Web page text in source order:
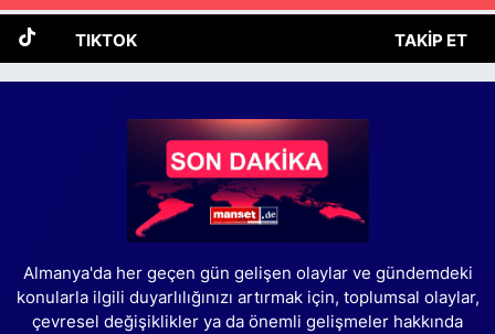
TIKTOK TAKIP ET
Almanya'da her geçen gün gelişen olaylar ve gündemdeki
konularla ilgili duyarlılığınızı artırmak için, toplumsal olaylar,
çevresel değişiklikler ya da önemli gelişmeler hakkında